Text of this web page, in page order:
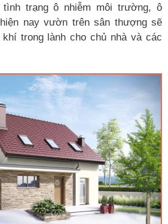
trạng ô nhiễm môi trường, ô
nay vườn trên sân thượng sẽ
trong lành cho chủ nhà và các